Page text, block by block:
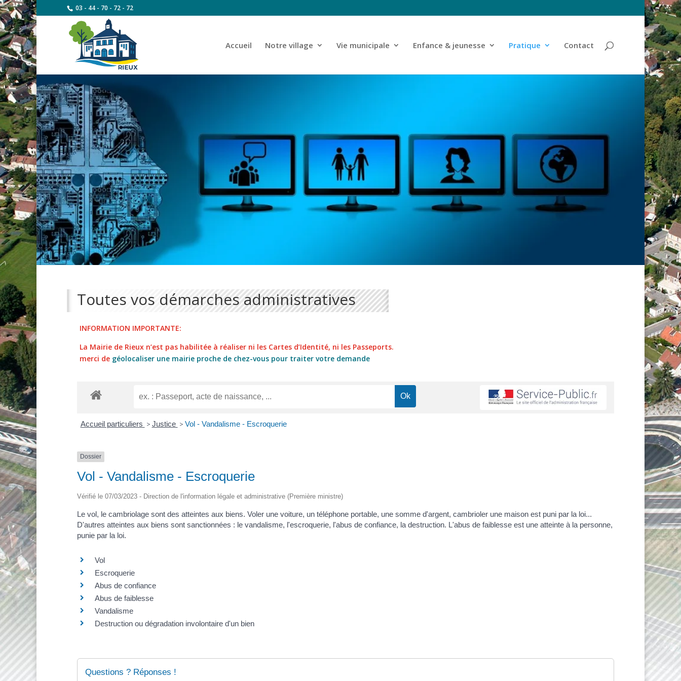
03 - 44 - 70 - 72 - 72
Accueil Notre village Vie municipale Enfance & jeunesse Pratique Contact
Toutes vos démarches administratives
INFORMATION IMPORTANTE:
La Mairie de Rieux n’est pas habilitée à réaliser ni les Cartes d’Identité, ni les Passeports.
merci de géolocaliser une mairie proche de chez-vous pour traiter votre demande
Accueil particuliers > Justice > Vol - Vandalisme - Escroquerie
Dossier
Vol - Vandalisme - Escroquerie
Vérifié le 07/03/2023 - Direction de l'information légale et administrative (Première ministre)
Le vol, le cambriolage sont des atteintes aux biens. Voler une voiture, un téléphone portable, une somme d'argent, cambrioler une maison est puni par la loi...
D'autres atteintes aux biens sont sanctionnées : le vandalisme, l'escroquerie, l'abus de confiance, la destruction. L'abus de faiblesse est une atteinte à la personne,
punie par la loi.
Vol
Escroquerie
Abus de confiance
Abus de faiblesse
Vandalisme
Destruction ou dégradation involontaire d'un bien
Questions ? Réponses !